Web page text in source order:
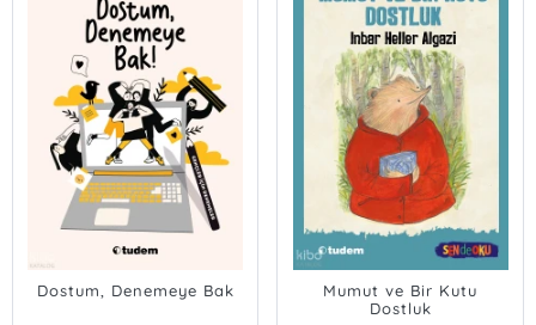
Dostum, Denemeye Bak
Mumut ve Bir Kutu
Dostluk